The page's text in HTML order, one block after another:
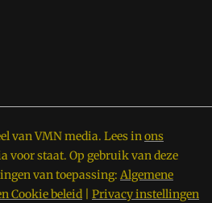
van VMN media. Lees inons
voor staat. Op gebruik van deze
van toepassing: Algemene
Cookie beleid Privacy instellingen